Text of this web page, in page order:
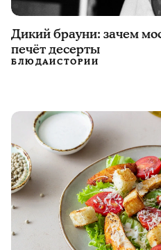
Дикий брауни: зачем
печёт десерты
БЛЮДАИСТОРИИ